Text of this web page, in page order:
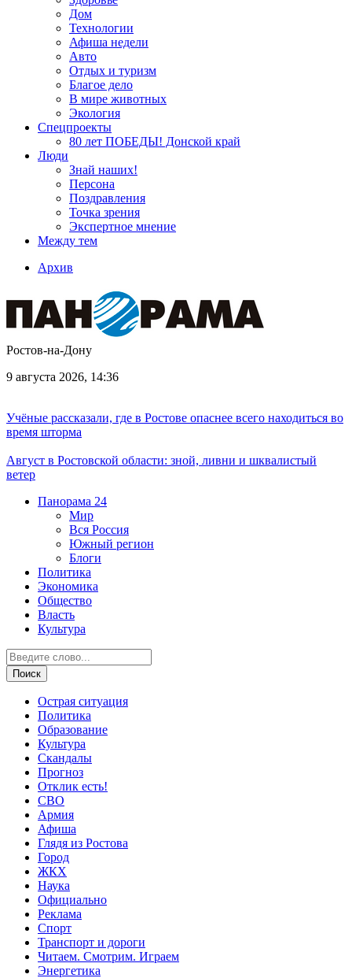
Дом
Технологии
Афиша недели
Авто
Отдых и туризм
Благое дело
В мире животных
Экология
Спецпроекты
80 лет ПОБЕДЫ! Донской край
Люди
Знай наших!
Персона
Поздравления
Точка зрения
Экспертное мнение
Между тем
Архив
Ростов-на-Дону
9 августа 2026, 14:36
Учёные рассказали, где в Ростове опаснее всего находиться во
время шторма
Август в Ростовской области: зной, ливни и шквалистый
ветер
Панорама 24
Мир
Вся Россия
Южный регион
Блоги
Политика
Экономика
Общество
Власть
Культура
Острая ситуация
Политика
Образование
Культура
Скандалы
Прогноз
Отклик есть!
СВО
Армия
Афиша
Глядя из Ростова
Город
ЖКХ
Наука
Официально
Реклама
Спорт
Транспорт и дороги
Читаем. Смотрим. Играем
Энергетика